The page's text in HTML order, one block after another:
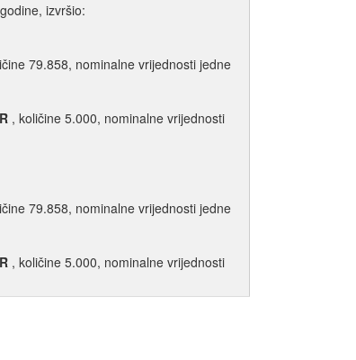
izvršio:
79.858, nominalne vrijednosti jedne
, količine 5.000, nominalne vrijednosti
79.858, nominalne vrijednosti jedne
, količine 5.000, nominalne vrijednosti